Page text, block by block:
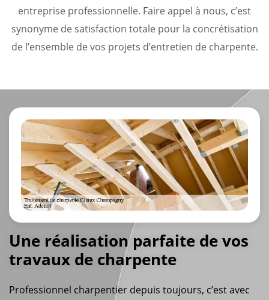
entreprise professionnelle. Faire appel à nous, c’est
synonyme de satisfaction totale pour la concrétisation
de l’ensemble de vos projets d’entretien de charpente.
Une réalisation parfaite de vos
travaux de charpente
Professionnel charpentier depuis toujours, c’est avec